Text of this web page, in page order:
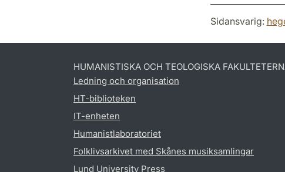
Sidansvarig:
HUMANISTISKA OCH TEOLOGISKA
Ledning och organisation
HT-biblioteken
IT-enheten
Humanistlaboratoriet
Folklivsarkivet med Skånes musiksamlingar
Lund University Press